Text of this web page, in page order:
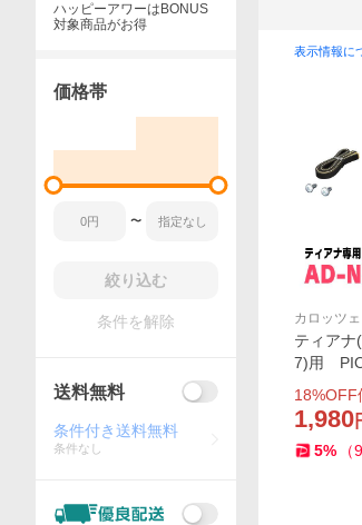
表示情報に
カロッツ
ティアナ
7)用
TC
ッツェリ
18%OFF
1,980
5% （
ハッピーアワーはBONUS
対象商品がお得
価格帯
〜
絞り込む
条件を解除
送料無料
条件付き送料無料
条件なし